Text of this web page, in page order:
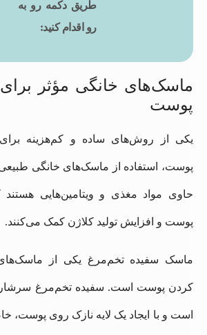
طریق دکمه رو به
رو اقدام کنید:
ماسک‌های خانگی مؤثر برای
پوست
یکی از روش‌های ساده و کم‌هزینه برای
پوست، استفاده از ماسک‌های خانگی
حاوی مواد مغذی و ویتامین‌هایی
پوست و افزایش تولید کلاژن کمک می‌کنند.
ماسک سفیده تخم‌مرغ یکی از
کردن پوست است. سفیده تخم‌مرغ سرشار
است و با ایجاد یک لایه نازک روی پوست،